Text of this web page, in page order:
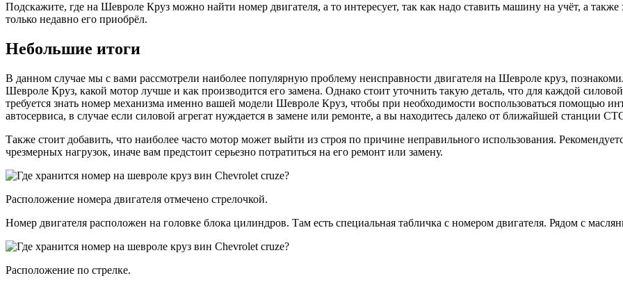
Подскажите, где на Шевроле Круз можно найти номер двигателя, а то интересует, так как надо ставить машину на учёт, а
только недавно его приобрёл.
Небольшие итоги
В данном случае мы с вами рассмотрели наиболее популярную проблему неисправности двигателя на Шевроле круз,
Шевроле Круз, какой мотор лучше и как производится его замена. Однако стоит уточнить такую деталь, что для каждой
требуется знать номер механизма именно вашей модели Шевроле Круз, чтобы при необходимости воспользоваться помощью
автосервиса, в случае если силовой агрегат нуждается в замене или ремонте, а вы находитесь далеко от ближайшей станции
Также стоит добавить, что наиболее часто мотор может выйти из строя по причине неправильного использования.
чрезмерных нагрузок, иначе вам предстоит серьезно потратиться на его ремонт или замену.
Расположение номера двигателя отмечено стрелочкой.
Номер двигателя расположен на головке блока цилиндров. Там есть специальная табличка с номером двигателя. Рядом с
Расположение по стрелке.